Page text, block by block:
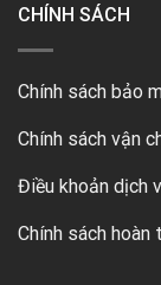
CHÍNH SÁCH
Chính sách bảo
Chính sách vận
Điều khoản dịch
Chính sách hoàn